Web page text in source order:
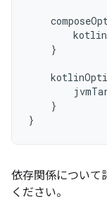
}
}
}
依存関係について
ください。